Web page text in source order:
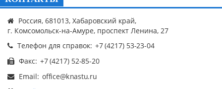
Россия, 681013, Хабаровский край,
г. Комсомольск-на-Амуре, проспект Ленина, 27
Телефон для справок:
Факс:
Email: